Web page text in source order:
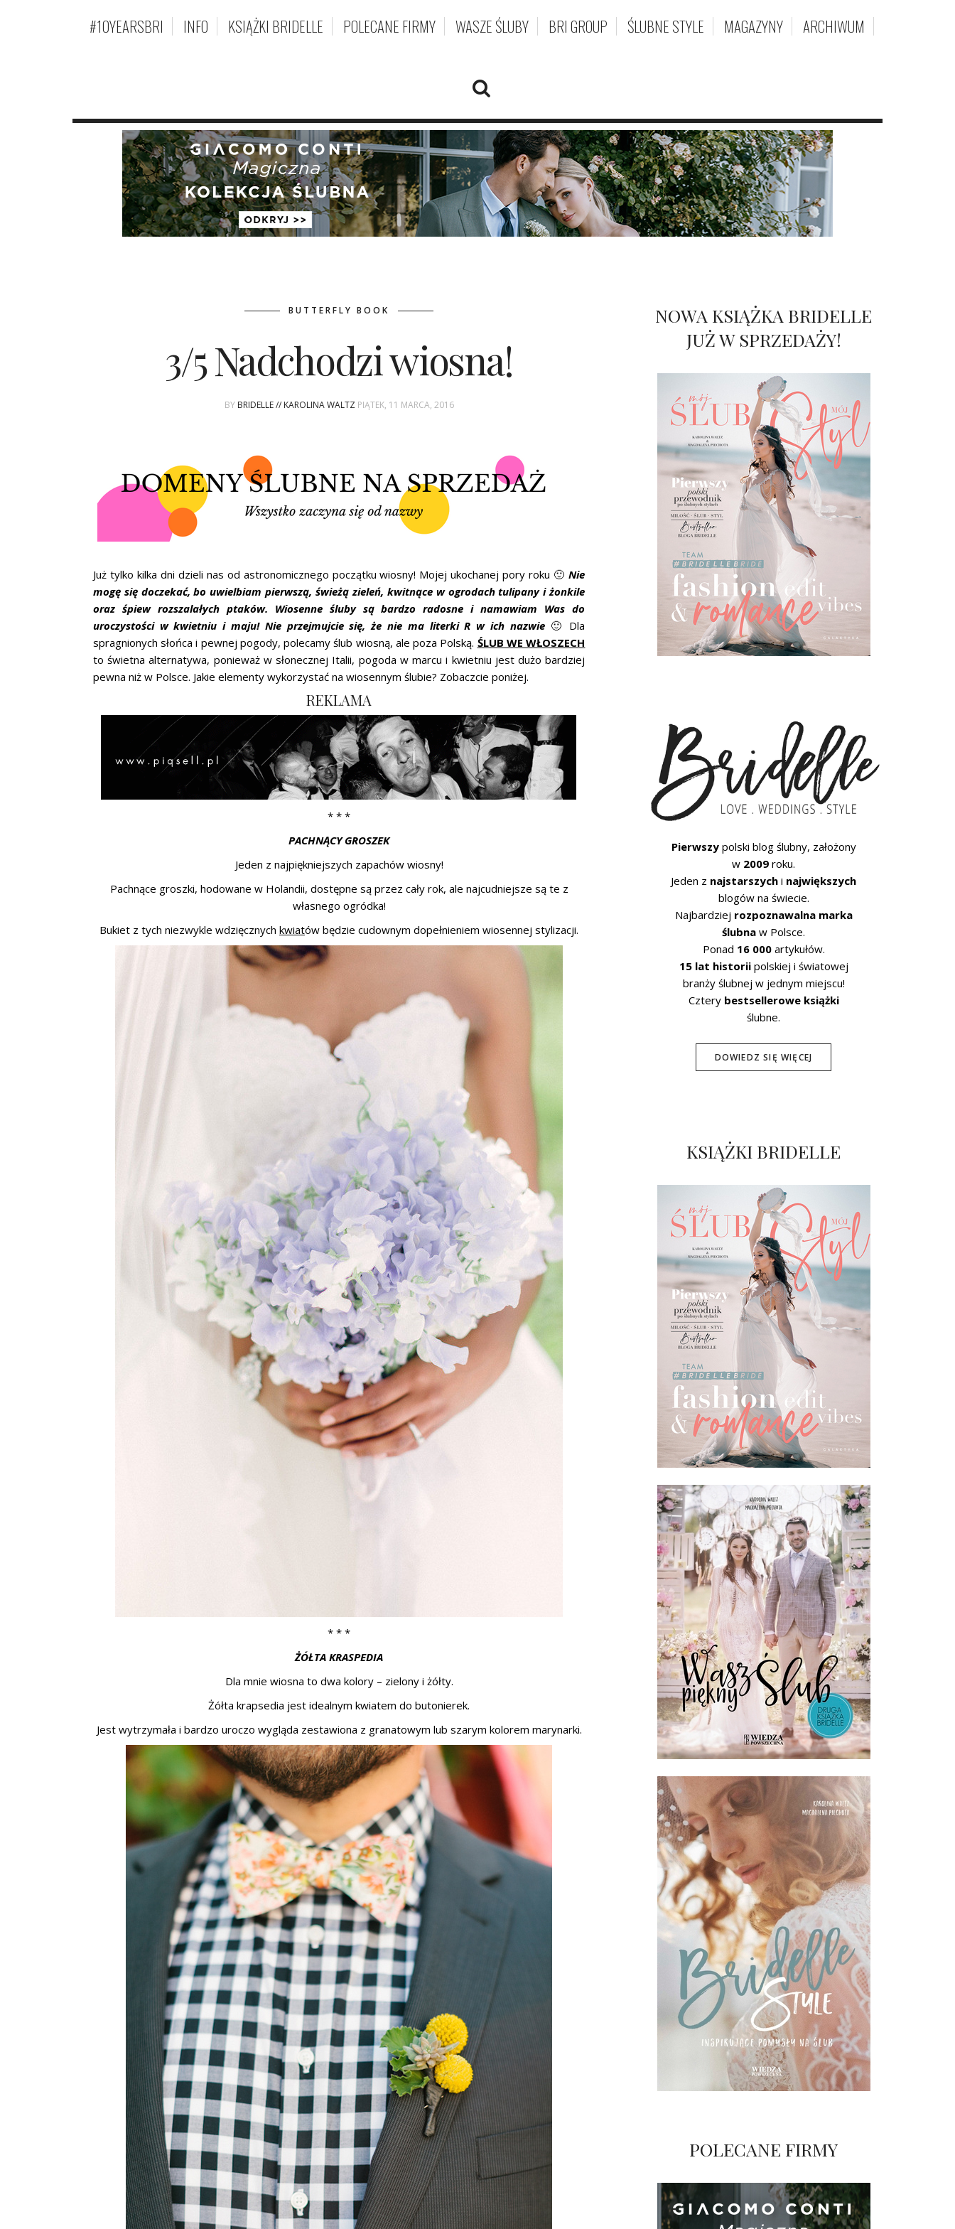
#10YEARSBRI INFO KSIĄŻKI BRIDELLE POLECANE FIRMY WASZE ŚLUBY BRI GROUP ŚLUBNE STYLE MAGAZYNY ARCHIWUM
BUTTERFLY BOOK
3/5 Nadchodzi wiosna!
BY BRIDELLE // KAROLINA WALTZ PIĄTEK, 11 MARCA, 2016
Już tylko kilka dni dzieli nas od astronomicznego początku wiosny! Mojej ukochanej pory roku 🙂Nie
mogę się doczekać, bo uwielbiam pierwszą, świeżą zieleń, kwitnące w ogrodach tulipany i żonkile
oraz śpiew rozszalałych ptaków. Wiosenne śluby są bardzo radosne i namawiam Was do
uroczystości w kwietniu i maju! Nie przejmujcie się, że nie ma literki R w ich nazwie🙂 Dla
spragnionych słońca i pewnej pogody, polecamy ślub wiosną, ale poza Polską. ŚLUB WE WŁOSZECH
to świetna alternatywa, ponieważ w słonecznej Italii, pogoda w marcu i kwietniu jest dużo bardziej
pewna niż w Polsce. Jakie elementy wykorzystać na wiosennym ślubie? Zobaczcie poniżej.
REKLAMA
* * *
PACHNĄCY GROSZEK
Jeden z najpiękniejszych zapachów wiosny!
Pachnące groszki, hodowane w Holandii, dostępne są przez cały rok, ale najcudniejsze są te z
własnego ogródka!
Bukiet z tych niezwykle wdzięcznych kwiatów będzie cudownym dopełnieniem wiosennej stylizacji.
* * *
ŻÓŁTA KRASPEDIA
Dla mnie wiosna to dwa kolory – zielony i żółty.
Żółta krapsedia jest idealnym kwiatem do butonierek.
Jest wytrzymała i bardzo uroczo wygląda zestawiona z granatowym lub szarym kolorem marynarki.
NOWA KSIĄŻKA BRIDELLE
JUŻ W SPRZEDAŻY!
Pierwszypolski blog ślubny, założony
w 2009 roku.
Jeden z najstarszych i największych
blogów na świecie.
Najbardziej rozpoznawalna marka
ślubna w Polsce.
Ponad 16 000artykułów.
15 lat historiipolskiej i światowej
branży ślubnej w jednym miejscu!
Cztery bestsellerowe książki
ślubne.
DOWIEDZ SIĘ WIĘCEJ
KSIĄŻKI BRIDELLE
POLECANE FIRMY